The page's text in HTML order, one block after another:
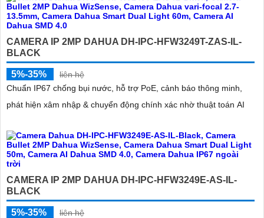
CAMERA IP 2MP DAHUA DH-IPC-HFW3249T-ZAS-IL-
BLACK
5%-35%
liên hệ
Chuẩn IP67 chống bụi nước, hỗ trợ PoE, cảnh báo thông minh,
phát hiện xâm nhập & chuyển động chính xác nhờ thuật toán AI
CAMERA IP 2MP DAHUA DH-IPC-HFW3249E-AS-IL-
BLACK
5%-35%
liên hệ